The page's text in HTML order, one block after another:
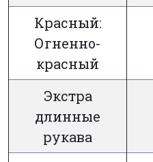
Красный:
Огненно-
красный
Экстра
длинные
рукава